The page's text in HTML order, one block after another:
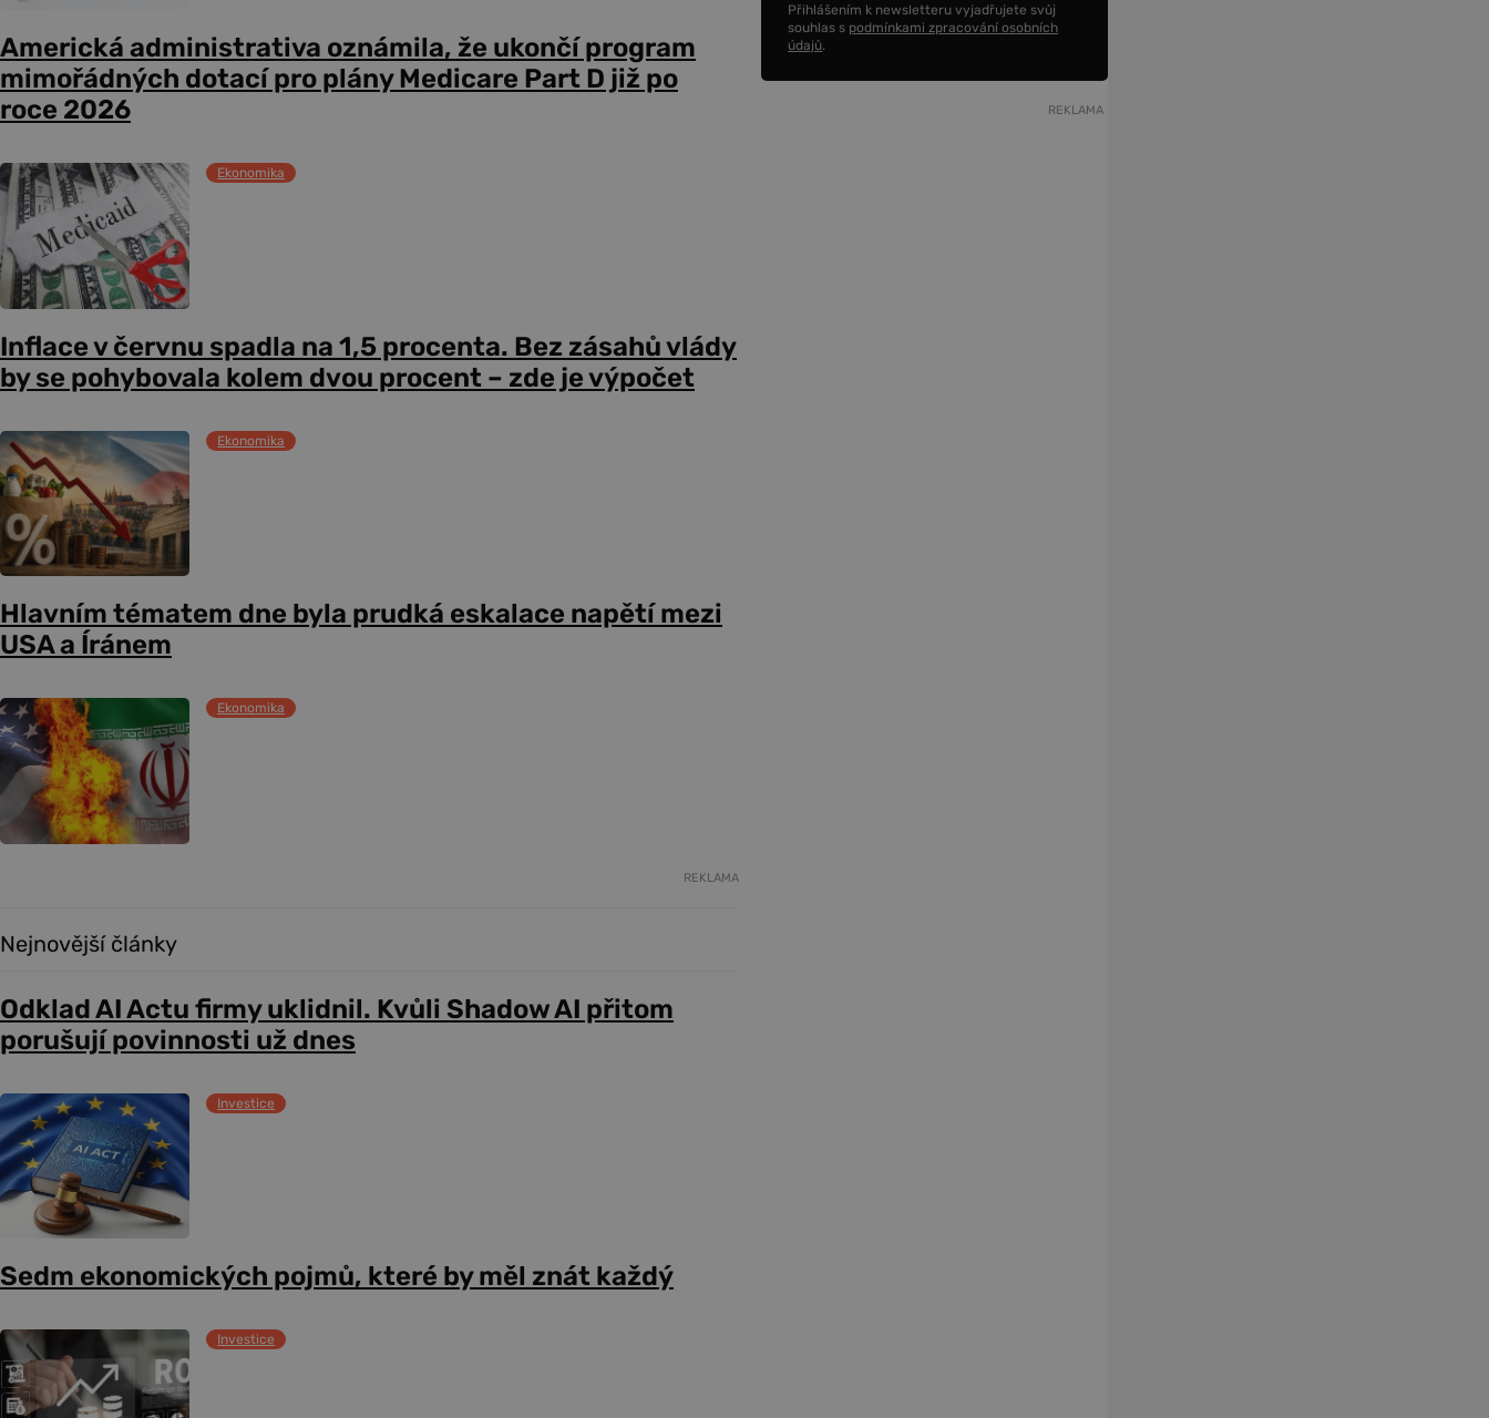
Americká administrativa oznámila, že ukončí program
mimořádných dotací pro plány Medicare Part D již po
roce 2026
Ekonomika
Inflace v červnu spadla na 1,5 procenta. Bez zásahů vlády
by se pohybovala kolem dvou procent – zde je výpočet
Ekonomika
Hlavním tématem dne byla prudká eskalace napětí mezi
USA a Íránem
Ekonomika
REKLAMA
Nejnovější články
Odklad AI Actu firmy uklidnil. Kvůli Shadow AI přitom
porušují povinnosti už dnes
Investice
Sedm ekonomických pojmů, které by měl znát každý
Investice
Přihlášením k newsletteru vyjadřujete svůj
souhlas s podmínkami zpracování osobních
údajů.
REKLAMA